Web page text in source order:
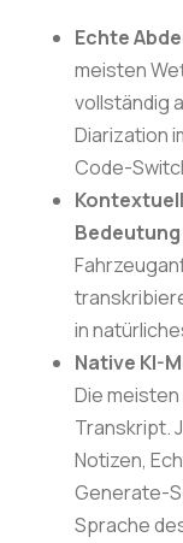
Echte
meisten
vollständig
Diarization
Code-
in
Native KI-
Die
Transkript.
Notizen,
Generate-
Sprache